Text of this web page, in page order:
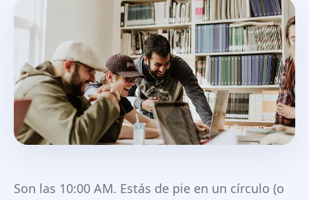
Son las 10:00 AM. Estás de pie en un círculo (o